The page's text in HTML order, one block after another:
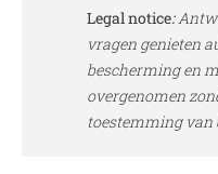
Legal notice:
vragen genieten
bescherming en
overgenomen
toestemming van